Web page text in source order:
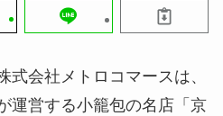
式会社メトロコマースは、
運営する小籠包の名店「京